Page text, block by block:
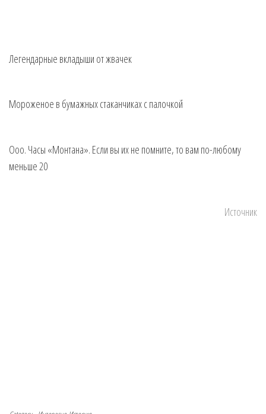
Легендарные вкладыши от жвачек
Мороженое в бумажных стаканчиках с палочкой
Ооо. Часы «Монтана». Если вы их не помните, то вам по-любому
меньше 20
Источник